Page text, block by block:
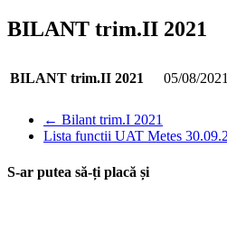
BILANT trim.II 2021
BILANT trim.II 2021 05/08/2021
← Bilant trim.I 2021
Lista functii UAT Metes
S-ar putea să-ți placă și